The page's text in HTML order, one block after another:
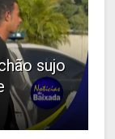
sujo